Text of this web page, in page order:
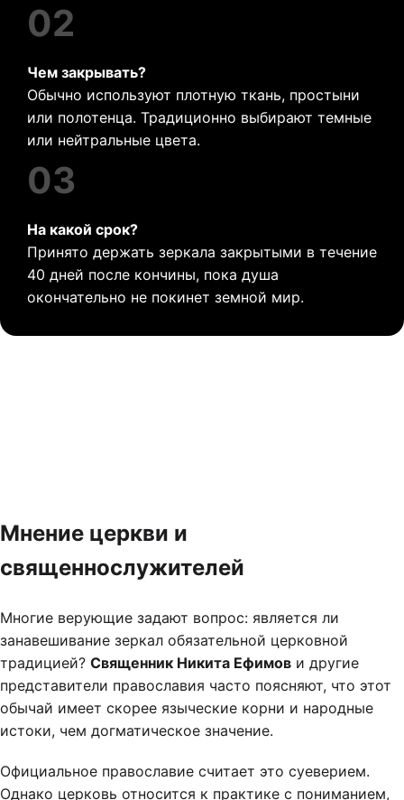
02
Чем закрывать?
Обычно используют плотную ткань, простыни
или полотенца. Традиционно выбирают темные
или нейтральные цвета.
03
На какой срок?
Принято держать зеркала закрытыми в течение
40 дней после кончины, пока душа
окончательно не покинет земной мир.
Мнение церкви и
священнослужителей
Многие верующие задают вопрос: является ли
занавешивание зеркал обязательной церковной
традицией? Священник Никита Ефимов и другие
представители православия часто поясняют, что этот
обычай имеет скорее языческие корни и народные
истоки, чем догматическое значение.
Официальное православие считает это суеверием.
Однако церковь относится к практике с пониманием,